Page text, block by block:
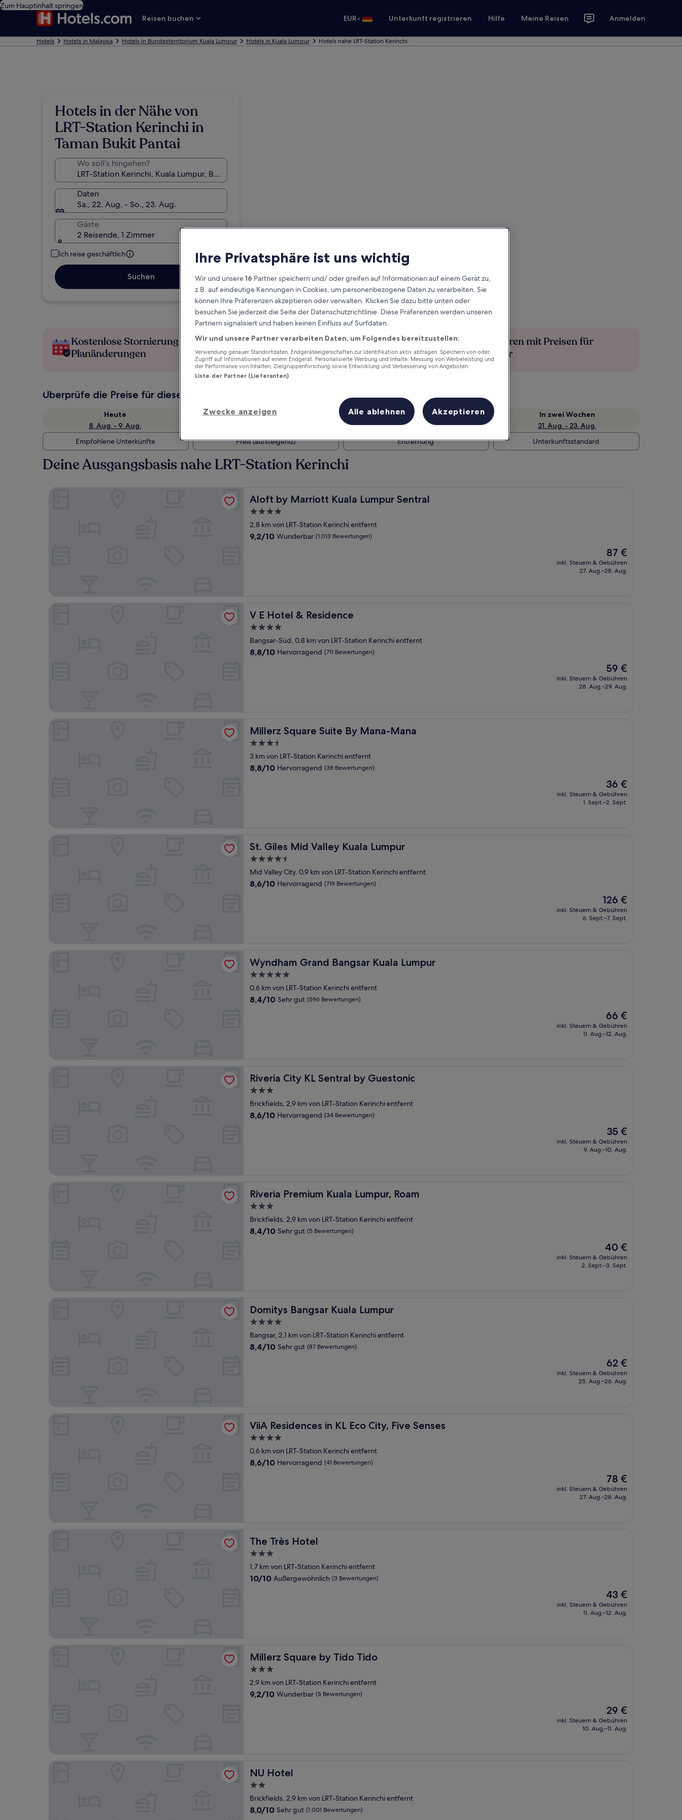
Zum Hauptinhalt springen
Reisen buchen
EUR• Unterkunft registrieren Hilfe Meine Reisen Anmelden
Hotels Hotels in Malaysia Hotels in Bundesterritorium Kuala Lumpur Hotels in Kuala Lumpur Hotels nahe LRT-Station Kerinchi
Hotels in der Nähe von
LRT-Station Kerinchi in
Taman Bukit Pantai
Wo soll’s hingehen?
Daten
Sa., 22. Aug. - So., 23. Aug.
Gäste
2 Reisende, 1 Zimmer
Ich reise geschäftlich
Suchen
Kostenlose Stornierung bei
Planänderungen
Verdiene Prämien für jede
wahrgenommene Übernachtung
Mehr sparen mit Preisen für
Mitglieder
Überprüfe die Preise für diese Daten
Heute
8. Aug. - 9. Aug.
Morgen
Nächstes Wochenende
14. Aug. - 16. Aug.
In zwei Wochen
21. Aug. - 23. Aug.
Empfohlene Unterkünfte
Preis (aufsteigend) Entfernung Unterkunftsstandard
Deine Ausgangsbasis nahe LRT-Station Kerinchi
Aloft by Marriott Kuala Lumpur Sentral
Aloft by Marriott Kuala Lumpur Sentral
4.0-
Sterne-
Unterkunft
2,8 km von LRT-Station Kerinchi entfernt
9.2
9,2/10 Wunderbar (1.013 Bewertungen)
Der
Preis
beträgt
87 €
inkl. Steuern & Gebühren
27. Aug.–28. Aug.
V E Hotel & Residence
V E Hotel & Residence
4.0-
Sterne-
Unterkunft
Bangsar-Süd, 0,8 km von LRT-Station Kerinchi entfernt
8.8
8,8/10 Hervorragend (711 Bewertungen)
Der
Preis
beträgt
59 €
inkl. Steuern & Gebühren
28. Aug.–29. Aug.
Millerz Square Suite By Mana-Mana
Millerz Square Suite By Mana-Mana
3.5-
Sterne-
Unterkunft
3 km von LRT-Station Kerinchi entfernt
8.8
8,8/10 Hervorragend (38 Bewertungen)
Der
Preis
beträgt
36 €
inkl. Steuern & Gebühren
1. Sept.–2. Sept.
St. Giles Mid Valley Kuala Lumpur
St. Giles Mid Valley Kuala Lumpur
4.5-
Sterne-
Unterkunft
Mid Valley City, 0,9 km von LRT-Station Kerinchi entfernt
8.6
8,6/10 Hervorragend (719 Bewertungen)
Der
Preis
beträgt
126 €
inkl. Steuern & Gebühren
6. Sept.–7. Sept.
Wyndham Grand Bangsar Kuala Lumpur
Wyndham Grand Bangsar Kuala Lumpur
5.0-
Sterne-
Unterkunft
0,6 km von LRT-Station Kerinchi entfernt
8.4
8,4/10 Sehr gut (596 Bewertungen)
Der
Preis
beträgt
66 €
inkl. Steuern & Gebühren
11. Aug.–12. Aug.
Riveria City KL Sentral by Guestonic
Riveria City KL Sentral by Guestonic
3.0-
Sterne-
Unterkunft
Brickfields, 2,9 km von LRT-Station Kerinchi entfernt
8.6
8,6/10 Hervorragend (34 Bewertungen)
Der
Preis
beträgt
35 €
inkl. Steuern & Gebühren
9. Aug.–10. Aug.
Riveria Premium Kuala Lumpur, Roam
Riveria Premium Kuala Lumpur, Roam
3.0-
Sterne-
Unterkunft
Brickfields, 2,9 km von LRT-Station Kerinchi entfernt
8.4
8,4/10 Sehr gut (5 Bewertungen)
Der
Preis
beträgt
40 €
inkl. Steuern & Gebühren
2. Sept.–3. Sept.
Domitys Bangsar Kuala Lumpur
Domitys Bangsar Kuala Lumpur
4.0-
Sterne-
Unterkunft
Bangsar, 2,1 km von LRT-Station Kerinchi entfernt
8.4
8,4/10 Sehr gut (87 Bewertungen)
Der
Preis
beträgt
62 €
inkl. Steuern & Gebühren
25. Aug.–26. Aug.
ViiA Residences in KL Eco City, Five Senses
ViiA Residences in KL Eco City, Five Senses
4.0-
Sterne-
Unterkunft
0,6 km von LRT-Station Kerinchi entfernt
8.6
8,6/10 Hervorragend (41 Bewertungen)
Der
Preis
beträgt
78 €
inkl. Steuern & Gebühren
27. Aug.–28. Aug.
The Très Hotel
The Très Hotel
3.0-
Sterne-
Unterkunft
1,7 km von LRT-Station Kerinchi entfernt
10.0
10/10 Außergewöhnlich (3 Bewertungen)
Der
Preis
beträgt
43 €
inkl. Steuern & Gebühren
11. Aug.–12. Aug.
Millerz Square by Tido Tido
Millerz Square by Tido Tido
3.0-
Sterne-
Unterkunft
2,9 km von LRT-Station Kerinchi entfernt
9.2
9,2/10 Wunderbar (5 Bewertungen)
Der
Preis
beträgt
29 €
inkl. Steuern & Gebühren
10. Aug.–11. Aug.
NU Hotel
NU Hotel
2.0-
Sterne-
Unterkunft
Brickfields, 2,9 km von LRT-Station Kerinchi entfernt
8.0
8,0/10 Sehr gut (1.001 Bewertungen)
Ihre Privatsphäre ist uns wichtig
Wir und unsere16 Partner speichern und/ oder greifen auf Informationen auf einem Gerät zu,
z.B. auf eindeutige Kennungen in Cookies, um personenbezogene Daten zu verarbeiten. Sie
können Ihre Präferenzen akzeptieren oder verwalten. Klicken Sie dazu bitte unten oder
besuchen Sie jederzeit die Seite der Datenschutzrichtlinie. Diese Präferenzen werden unseren
Partnern signalisiert und haben keinen Einfluss auf Surfdaten.
Wir und unsere Partner verarbeiten Daten, um Folgendes bereitzustellen:
Verwendung genauer Standortdaten. Endgeräteeigenschaften zur Identifikation aktiv abfragen. Speichern von oder
Zugriff auf Informationen auf einem Endgerät. Personalisierte Werbung und Inhalte, Messung von Werbeleistung und
der Performance von Inhalten, Zielgruppenforschung sowie Entwicklung und Verbesserung von Angeboten.
Liste der Partner (Lieferanten)
Zwecke anzeigen Alle ablehnen Akzeptieren